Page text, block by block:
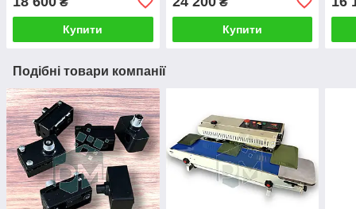
Купити Купити
Подібні товари компанії